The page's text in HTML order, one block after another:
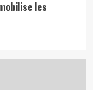
les